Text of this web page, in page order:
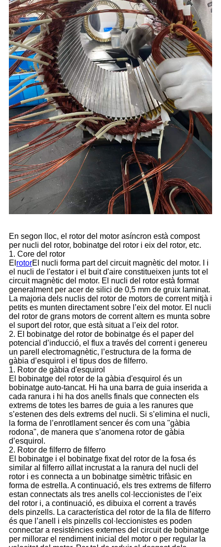
En segon lloc, el rotor del motor asíncron està compost
per nucli del rotor, bobinatge del rotor i eix del rotor, etc.
1. Core del rotor
El rotorEl nucli forma part del circuit magnètic del motor. I i
el nucli de l'estator i el buit d'aire constitueixen junts tot el
circuit magnètic del motor. El nucli del rotor està format
generalment per acer de silici de 0,5 mm de gruix laminat.
La majoria dels nuclis del rotor de motors de corrent mitjà i
petits es munten directament sobre l’eix del motor. El nucli
del rotor de grans motors de corrent altern es munta sobre
el suport del rotor, que està situat a l’eix del rotor.
2. El bobinatge del rotor de bobinatge és el paper del
potencial d’inducció, el flux a través del corrent i genereu
un parell electromagnètic, l’estructura de la forma de
gàbia d’esquirol i el tipus dos de filferro.
1. Rotor de gàbia d'esquirol
El bobinatge del rotor de la gàbia d'esquirol és un
bobinatge auto-tancat. Hi ha una barra de guia inserida a
cada ranura i hi ha dos anells finals que connecten els
extrems de totes les barres de guia a les ranures que
s’estenen des dels extrems del nucli. Si s’elimina el nucli,
la forma de l’enrotllament sencer és com una "gàbia
rodona", de manera que s’anomena rotor de gàbia
d’esquirol.
2. Rotor de filferro de filferro
El bobinatge i el bobinatge fixat del rotor de la fosa és
similar al filferro aïllat incrustat a la ranura del nucli del
rotor i es connecta a un bobinatge simètric trifàsic en
forma de estrella. A continuació, els tres extrems de filferro
estan connectats als tres anells col·leccionistes de l’eix
del rotor i, a continuació, es dibuixa el corrent a través
dels pinzells. La característica del rotor de la fila de filferro
és que l’anell i els pinzells col·leccionistes es poden
connectar a resistències externes del circuit de bobinatge
per millorar el rendiment inicial del motor o per regular la